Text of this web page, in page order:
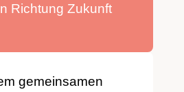
Richtung Zukunft
gemeinsamen